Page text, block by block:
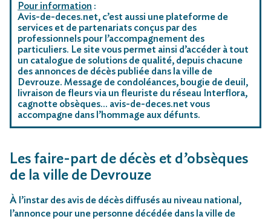
Pour information :
Avis-de-deces.net, c’est aussi une plateforme de
services et de partenariats conçus par des
professionnels pour l’accompagnement des
particuliers. Le site vous permet ainsi d’accéder à tout
un catalogue de solutions de qualité, depuis chacune
des annonces de décès publiée dans la ville de
Devrouze. Message de condoléances, bougie de deuil,
livraison de fleurs via un fleuriste du réseau Interflora,
cagnotte obsèques… avis-de-deces.net vous
accompagne dans l’hommage aux défunts.
Les faire-part de décès et d’obsèques
de la ville de Devrouze
À l’instar des avis de décès diffusés au niveau national,
l’annonce pour une personne décédée dans la ville de